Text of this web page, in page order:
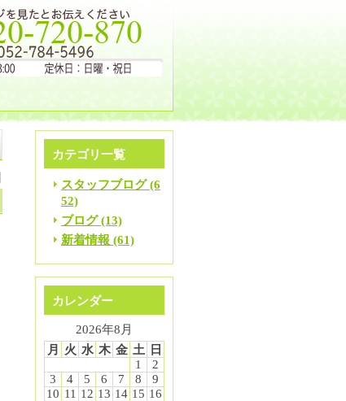
カテゴリ一覧
スタッフブログ (6
52)
ブログ (13)
新着情報 (61)
カレンダー
2026年8月
月
火 水 木 金 土
日
1
2
3
4 5 6 7 8
9
10 11 12 13 14 15 16